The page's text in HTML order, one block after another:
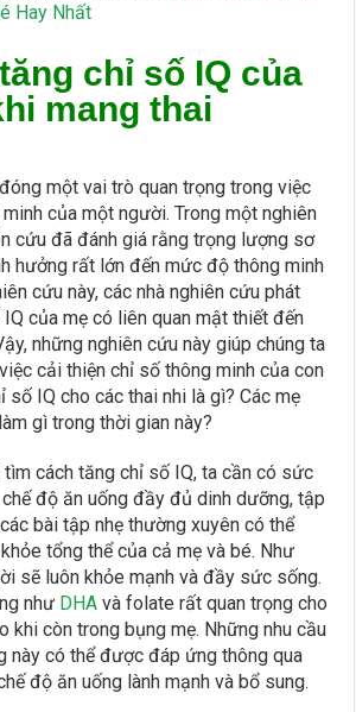
Hay Nhất
chỉ số IQ của
mang thai
một vai trò quan trọng trong việc
của một người. Trong một nghiên
cứu đã đánh giá rằng trọng lượng sơ
hưởng rất lớn đến mức độ thông minh
cứu này, các nhà nghiên cứu phát
của mẹ có liên quan mật thiết đến
những nghiên cứu này giúp chúng ta
cải thiện chỉ số thông minh của con
số IQ cho các thai nhi là gì? Các mẹ
gì trong thời gian này?
cách tăng chỉ số IQ, ta cần có sức
độ ăn uống đầy đủ dinh dưỡng, tập
bài tập nhẹ thường xuyên có thể
tổng thể của cả mẹ và bé. Như
sẽ luôn khỏe mạnh và đầy sức sống.
như DHA và folate rất quan trọng cho
khi còn trong bụng mẹ. Những nhu cầu
này có thể được đáp ứng thông qua
độ ăn uống lành mạnh và bổ sung.